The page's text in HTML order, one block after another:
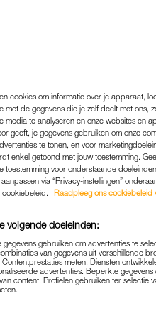
HUID
ULTEE
ULTEE
écht
cookies om informatie over je apparaat,
de gegevens die je zelf deelt met ons,
te analyseren en onze websites en
geeft, je gegevens gebruiken om onze
te tonen, en voor
enkel getoond met jouw toestemming.
voor onderstaande
via “Privacy-instellingen”
cookiebeleid.
Raadpleeg ons cookiebeleid
volgende doeleinden:
gebruiken om advertenties te
van gegevens uit verschillende
meten. Diensten
advertenties. Beperkte
content. Profielen gebruiken ter selectie